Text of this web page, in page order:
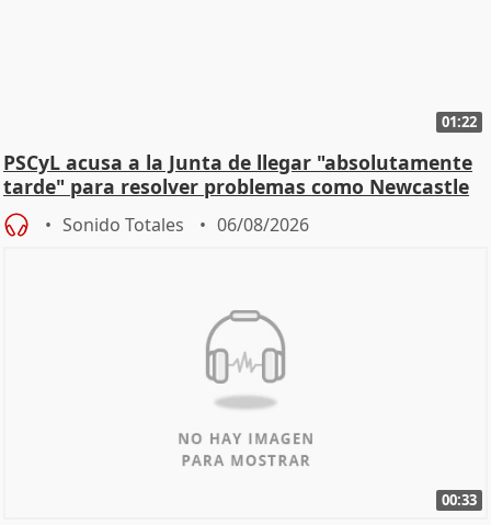
01:22
PSCyL acusa a la Junta de llegar "absolutamente
tarde" para resolver problemas como Newcastle
Sonido Totales 06/08/2026
00:33